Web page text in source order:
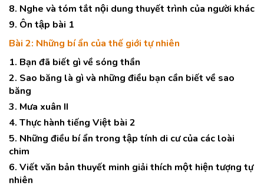
8. Nghe và tóm tắt nội dung thuyết trình của người khác
9. Ôn tập bài 1
Bài 2: Những bí ẩn của thế giới tự nhiên
1. Bạn đã biết gì về sóng thần
2. Sao băng là gì và những điều bạn cần biết về sao
băng
3. Mưa xuân II
4. Thực hành tiếng Việt bài 2
5. Những điều bí ẩn trong tập tính di cư của các loài
chim
6. Viết văn bản thuyết minh giải thích một hiện tượng tự
nhiên